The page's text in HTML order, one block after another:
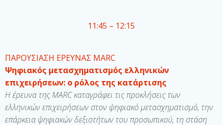
11:45 – 12:15
ΠΑΡΟΥΣΙΑΣΗ ΕΡΕΥΝΑΣ MARC
Ψηφιακός μετασχηματισμός ελληνικών
επιχειρήσεων: ο ρόλος της κατάρτισης
Η έρευνα της MARC καταγράφει τις προκλήσεις των
ελληνικών επιχειρήσεων στον ψηφιακό μετασχηματισμό, την
επάρκεια ψηφιακών δεξιοτήτων του προσωπικού, τη στάση